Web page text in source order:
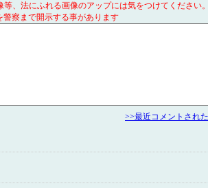
、法にふれる画像のアップには気をつけてください
察まで開示する事があります
>>最近コメントされ